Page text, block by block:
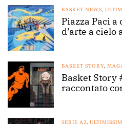
BASKET NEWS,
Piazza Paci a
d’arte a cielo
BASKET STORY,
Basket Story
raccontato
SERIE A2,